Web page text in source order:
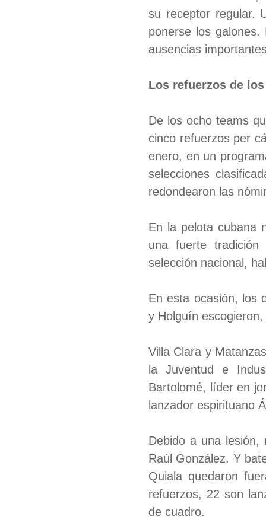
su receptor regular.
ponerse los
ausencias
Los refuerzos de
De los ocho teams
cinco refuerzos per
enero, en un
selecciones
redondearon las
En la pelota cubana
una fuerte
selección nacional,
En esta ocasión, los
y Holguín
Villa Clara y
la Juventud e
Bartolomé, líder en
lanzador espirituano
Debido a una
Raúl González. Y
Quiala quedaron
refuerzos, 22 son
de cuadro.